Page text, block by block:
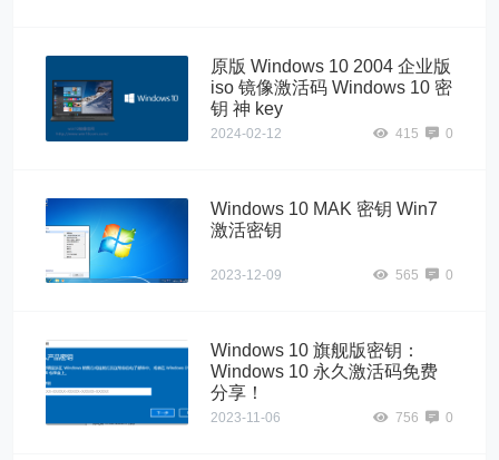
原版 Windows 10 2004 企业版
iso 镜像激活码 Windows 10 密
钥 神 key
2024-02-12 415 0
Windows 10 MAK 密钥 Win7
激活密钥
2023-12-09 565 0
Windows 10 旗舰版密钥：
Windows 10 永久激活码免费
分享！
2023-11-06 756 0